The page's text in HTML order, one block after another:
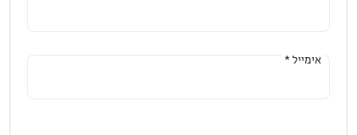
אימייל *